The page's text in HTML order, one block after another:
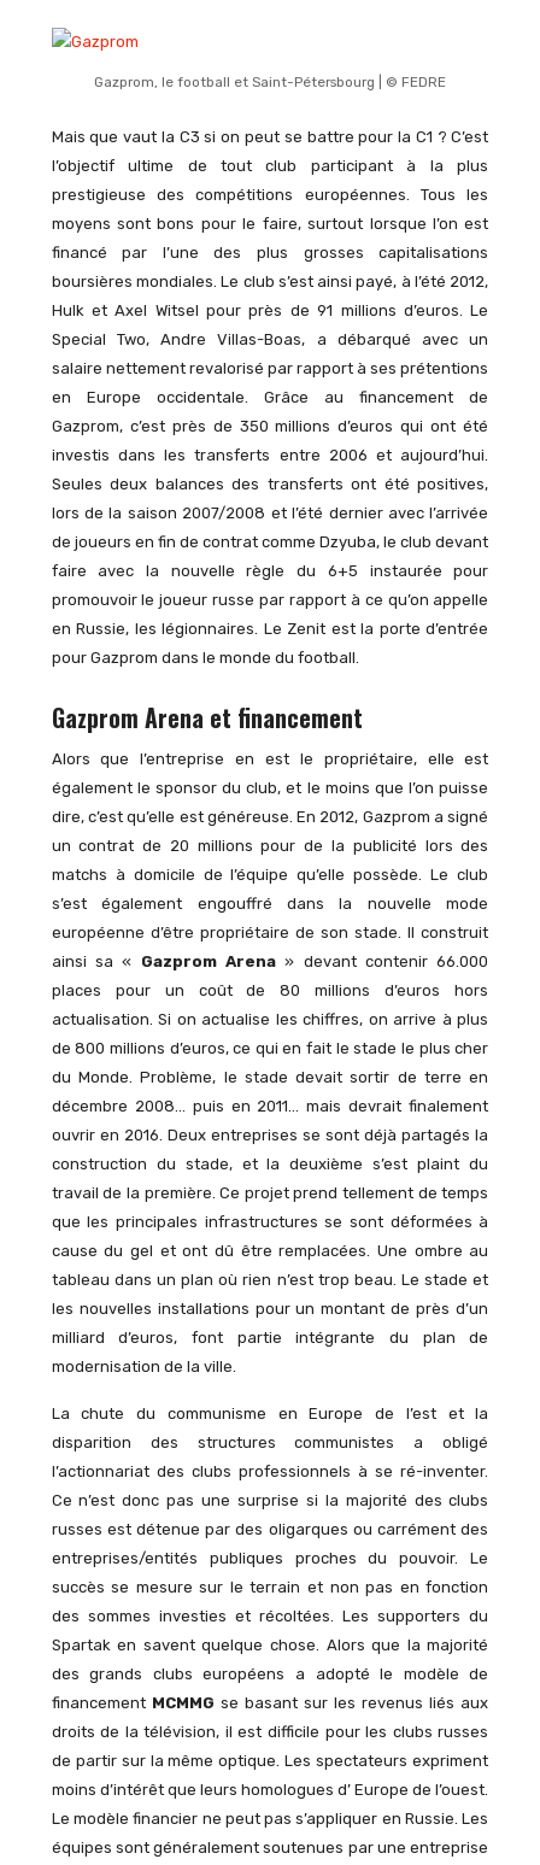
Gazprom, le football et Saint-Pétersbourg | © FEDRE
Mais que vaut la C3 si on peut se battre pour la C1 ? C’est
l’objectif ultime de tout club participant à la plus
prestigieuse des compétitions européennes. Tous les
moyens sont bons pour le faire, surtout lorsque l’on est
financé par l’une des plus grosses capitalisations
boursières mondiales. Le club s’est ainsi payé, à l’été 2012,
Hulk et Axel Witsel pour près de 91 millions d’euros. Le
Special Two, Andre Villas-Boas, a débarqué avec un
salaire nettement revalorisé par rapport à ses prétentions
en Europe occidentale. Grâce au financement de
Gazprom, c’est près de 350 millions d’euros qui ont été
investis dans les transferts entre 2006 et aujourd’hui.
Seules deux balances des transferts ont été positives,
lors de la saison 2007/2008 et l’été dernier avec l’arrivée
de joueurs en fin de contrat comme Dzyuba, le club devant
faire avec la nouvelle règle du 6+5 instaurée pour
promouvoir le joueur russe par rapport à ce qu’on appelle
en Russie, les légionnaires. Le Zenit est la porte d’entrée
pour Gazprom dans le monde du football.
Gazprom Arena et financement
Alors que l’entreprise en est le propriétaire, elle est
également le sponsor du club, et le moins que l’on puisse
dire, c’est qu’elle est généreuse. En 2012, Gazprom a signé
un contrat de 20 millions pour de la publicité lors des
matchs à domicile de l’équipe qu’elle possède. Le club
s’est également engouffré dans la nouvelle mode
européenne d’être propriétaire de son stade. Il construit
ainsi sa « Gazprom Arena» devant contenir 66.000
places pour un coût de 80 millions d’euros hors
actualisation. Si on actualise les chiffres, on arrive à plus
de 800 millions d’euros, ce qui en fait le stade le plus cher
du Monde. Problème, le stade devait sortir de terre en
décembre 2008… puis en 2011… mais devrait finalement
ouvrir en 2016. Deux entreprises se sont déjà partagés la
construction du stade, et la deuxième s’est plaint du
travail de la première. Ce projet prend tellement de temps
que les principales infrastructures se sont déformées à
cause du gel et ont dû être remplacées. Une ombre au
tableau dans un plan où rien n’est trop beau. Le stade et
les nouvelles installations pour un montant de près d’un
milliard d’euros, font partie intégrante du plan de
modernisation de la ville.
La chute du communisme en Europe de l’est et la
disparition des structures communistes a obligé
l’actionnariat des clubs professionnels à se ré-inventer.
Ce n’est donc pas une surprise si la majorité des clubs
russes est détenue par des oligarques ou carrément des
entreprises/entités publiques proches du pouvoir. Le
succès se mesure sur le terrain et non pas en fonction
des sommes investies et récoltées. Les supporters du
Spartak en savent quelque chose. Alors que la majorité
des grands clubs européens a adopté le modèle de
financement MCMMG se basant sur les revenus liés aux
droits de la télévision, il est difficile pour les clubs russes
de partir sur la même optique. Les spectateurs expriment
moins d’intérêt que leurs homologues d’ Europe de l’ouest.
Le modèle financier ne peut pas s’appliquer en Russie. Les
équipes sont généralement soutenues par une entreprise